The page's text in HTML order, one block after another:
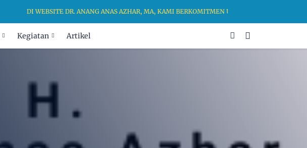
DI WEBSITE DR. ANANG ANAS AZHAR, MA, KAMI BERKOMITMEN UNTUK MENGHADIRKAN
Kegiatan Artikel